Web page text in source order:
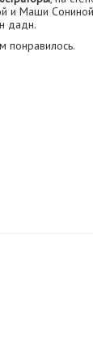
и Маши
дадн.
понравилось.